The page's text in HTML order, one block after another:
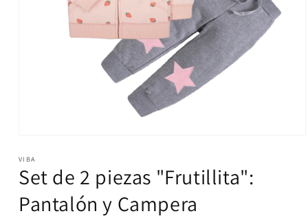
multimedia
1
en
ventana
modal
VIBA
Set de 2 piezas "Frutillita":
Pantalón y Campera